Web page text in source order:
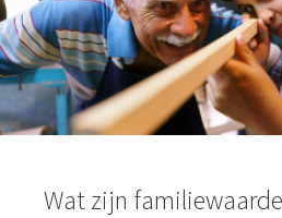
Wat zijn
zijn
om
te